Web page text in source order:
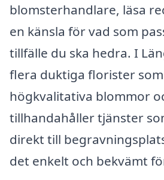
blomsterhandlare, läsa
en känsla för vad som
tillfälle du ska hedra. I
flera duktiga florister
högkvalitativa blommor
tillhandahåller tjänster
direkt till
det enkelt och bekvämt